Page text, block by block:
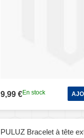
9,99 €En stock
PULUZ Bracelet à tête